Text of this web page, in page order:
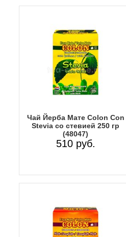
Чай Йерба Мате Colon Con
Stevia со стевией 250 гр
(48047)
510 руб.